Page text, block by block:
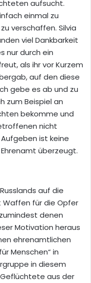
aufsucht.
einmal zu
verschaffen. Silvia
viel Dankbarkeit
nurdurch ein
als ihr vor Kurzem
, auf den diese
gebe es ab und zu
zum Beispiel an
bekomme und
nicht
ist keine
überzeugt.
auf die
Waffen für die Opfer
denen
Motivation heraus
ehrenamtlichen
Menschen“ in
in diesem
Geflüchtete aus der